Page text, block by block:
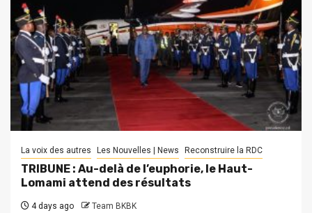
La voix des autres Les Nouvelles | News Reconstruire la RDC
TRIBUNE : Au-delà de l’euphorie, le Haut-
Lomami attend des résultats
4 days ago Team BKBK